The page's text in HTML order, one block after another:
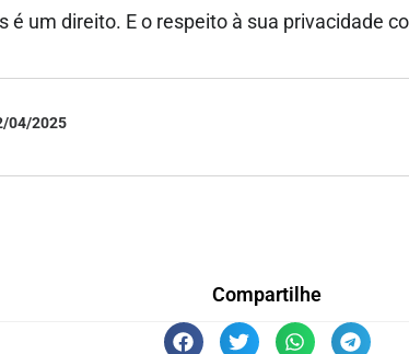
é um direito. E o respeito à sua privacidade
04/2025
Compartilhe